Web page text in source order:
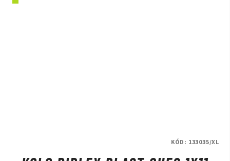
KÓD: 133035/XL